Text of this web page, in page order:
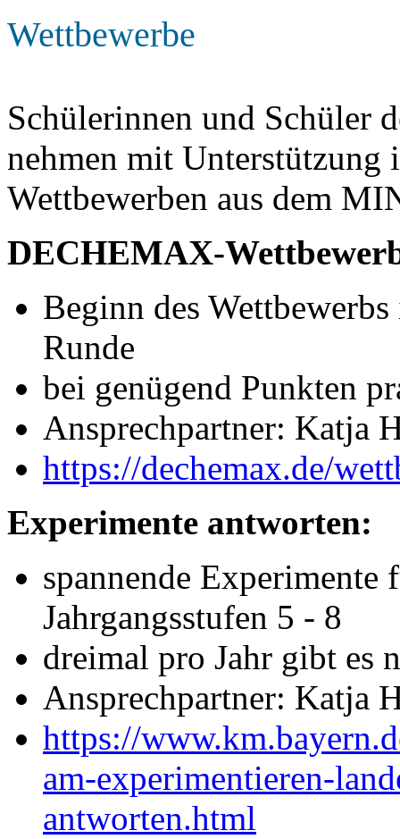
Wettbewerbe
Schülerinnen und Schüler
nehmen mit Unterstützung
Wettbewerben aus dem
DECHEMAX-
Beginn des
Runde
bei genügend Punkten
Ansprechpartner: Katja
https://dechemax.de/
Experimente antworten:
spannende Experimente
Jahrgangsstufen 5 - 8
dreimal pro Jahr gibt es
Ansprechpartner: Katja
https://
am-experimentieren-
antworten.html